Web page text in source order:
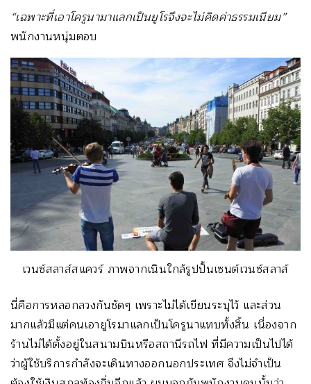
“เฉพาะที่เอาโครูนามาแลกเป็นยูโรจึงจะไม่คิดค่าธรรมเนียม”
พนักงานหนุ่มตอบ
เวนซ์สลาส์สแควร์ ภาพจากเนินใกล้รูปปั้นเซนต์เวนซ์สลาส์
นี่คือการหลอกลวงกันชัดๆ เพราะไม่ได้เขียนระบุไว้ และส่วน
มากแล้วมีแต่คนเอายูโรมาแลกเป็นโครูนาแทบทั้งสิ้น เนื่องจาก
ร้านไม่ได้ตั้งอยู่ในสนามบินหรือสถานีรถไฟ ที่มีความเป็นไปได้
ว่าผู้ใช้บริการกำลังจะเดินทางออกนอกประเทศ จึงไม่จำเป็น